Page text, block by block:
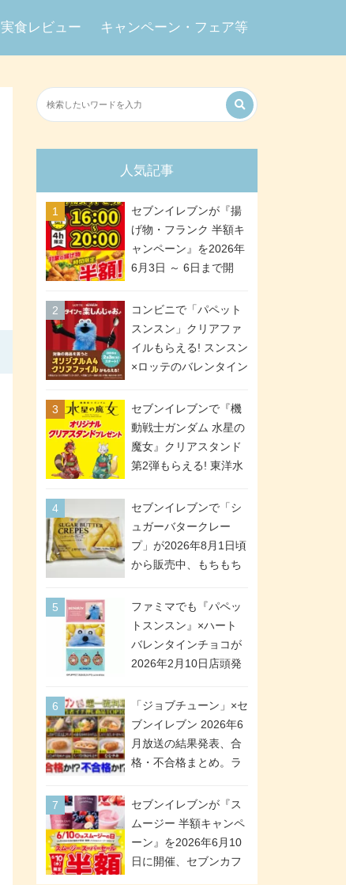
実食レビュー キャンペーン・フェア等
人気記事
セブンイレブンが『揚
げ物・フランク 半額キ
ャンペーン』を2026年
6月3日 ～ 6日まで開
などが「揚げ物スーパ
ーセール」でお得に! 各
日16:00 ～ 20:00の4時
間限定で実施。ななチ
メリカンドッグが税抜
き69円!
コンビニで「パペット
スンスン」クリアファ
イルもらえる! スンスン
×ロッテのバレンタイン
スタート。セブン、フ
ァミマ、ローソンの3社
で異なるデザイン＆対
象商品
セブンイレブンで『機
動戦士ガンダム 水星の
魔女』クリアスタンド
第2弾もらえる! 東洋水
ペーンが2026年5月26
日スタート。浴衣＆た
ぬき・キツネ姿のスレ
ッタ / ミオリネ / グエ
号・5号) / シャディク
ドになって登場!
セブンイレブンで「シ
ュガーバタークレー
プ」が2026年8月1日頃
から販売中、もちもち
シュガー＆バターをレ
ンジアップで手軽に楽
しめる冷凍食品。2個入
り
ファミマでも『パペッ
トスンスン』×ハート
バレンタインチョコが
2026年2月10日店頭発
チョコ」「チョコ缶」
「ツインギフト」が登
場
「ジョブチューン」×セ
ブンイレブン 2026年6
月放送の結果発表、合
格・不合格まとめ。ラ
合格「金のハンバー
グ」。満場一致合格数
は6商品、合格数は2商
品。TVerでの見逃し配
セブンイレブンが『ス
ムージー 半額キャンペ
ーン』を2026年6月10
日に開催、セブンカフ